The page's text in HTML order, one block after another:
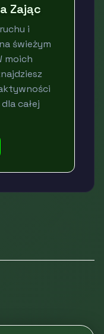
Zając
i
świeżym
moich
całej